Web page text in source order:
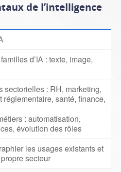
de l’intelligence
d’IA : texte, image,
sectorielles : RH, marketing,
réglementaire, santé, finance,
: automatisation,
évolution des rôles
les usages existants et
secteur